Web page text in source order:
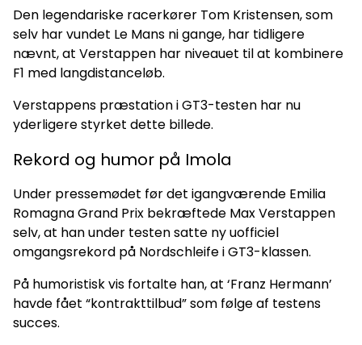
Den legendariske racerkører Tom Kristensen, som
selv har vundet Le Mans ni gange, har tidligere
nævnt, at Verstappen har niveauet til at kombinere
F1 med langdistanceløb.
Verstappens præstation i GT3-testen har nu
yderligere styrket dette billede.
Rekord og humor på Imola
Under pressemødet før det igangværende Emilia
Romagna Grand Prix bekræftede Max Verstappen
selv, at han under testen satte ny uofficiel
omgangsrekord på Nordschleife i GT3-klassen.
På humoristisk vis fortalte han, at ‘Franz Hermann’
havde fået “kontrakttilbud” som følge af testens
succes.